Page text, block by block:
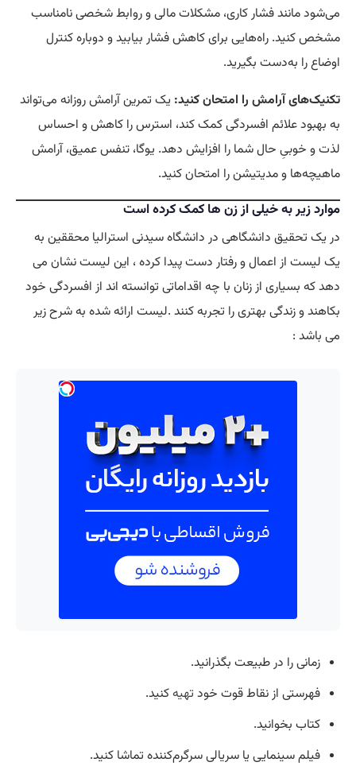
می‌شود مانند فشار کاری، مشکلات مالی و روابط شخصی نامناسب
مشخص کنید. راه‌هایی برای کاهش فشار بیابید و دوباره کنترل
اوضاع را به‌دست بگیرید.
تکنیک‌های آرامش را امتحان کنید: یک تمرین آرامش روزانه می‌تواند
به بهبود علائم افسردگی کمک کند، استرس را کاهش و احساس
لذت و خوبیِ حال شما را افزایش دهد. یوگا، تنفس عمیق، آرامش
ماهیچه‌ها و مدیتیشن را امتحان کنید.
موارد زیر به خیلی از زن ها کمک کرده است
در یک تحقیق دانشگاهی در دانشگاه سیدنی استرالیا محققین به
یک لیست از اعمال و رفتار دست پیدا کرده ، این لیست نشان می
دهد که بسیاری از زنان با چه اقداماتی توانسته اند از افسردگی خود
بکاهند و زندگی بهتری را تجربه کنند .لیست ارائه شده به شرح زیر
می باشد :
زمانی را در طبیعت بگذرانید.
فهرستی از نقاط قوت خود تهیهکنید.
کتاب بخوانید.
فیلم سینمایی یا سریالی سرگرم‌کننده تماشا کنید.